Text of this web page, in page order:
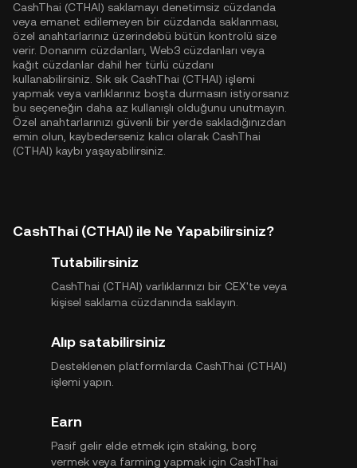
CashThai (CTHAI) saklamayı denetimsiz cüzdanda
veya emanet edilemeyen bir cüzdanda saklanması,
özel anahtarlarınız üzerindebü bütün kontrolü size
verir. Donanım cüzdanları, Web3 cüzdanları veya
kağıt cüzdanlar dahil her türlü cüzdanı
kullanabilirsiniz. Sık sık CashThai (CTHAI) işlemi
yapmak veya varlıklarınız boşta durmasın istiyorsanız
bu seçeneğin daha az kullanışlı olduğunu unutmayın.
Özel anahtarlarınızı güvenli bir yerde sakladığınızdan
emin olun, kaybederseniz kalıcı olarak CashThai
(CTHAI) kaybı yaşayabilirsiniz.
CashThai (CTHAI) ile Ne Yapabilirsiniz?
Tutabilirsiniz
CashThai (CTHAI) varlıklarınızı bir CEX'te veya
kişisel saklama cüzdanında saklayın.
Alıp satabilirsiniz
Desteklenen platformlarda CashThai (CTHAI)
işlemi yapın.
Earn
Pasif gelir elde etmek için staking, borç
vermek veya farming yapmak için CashThai